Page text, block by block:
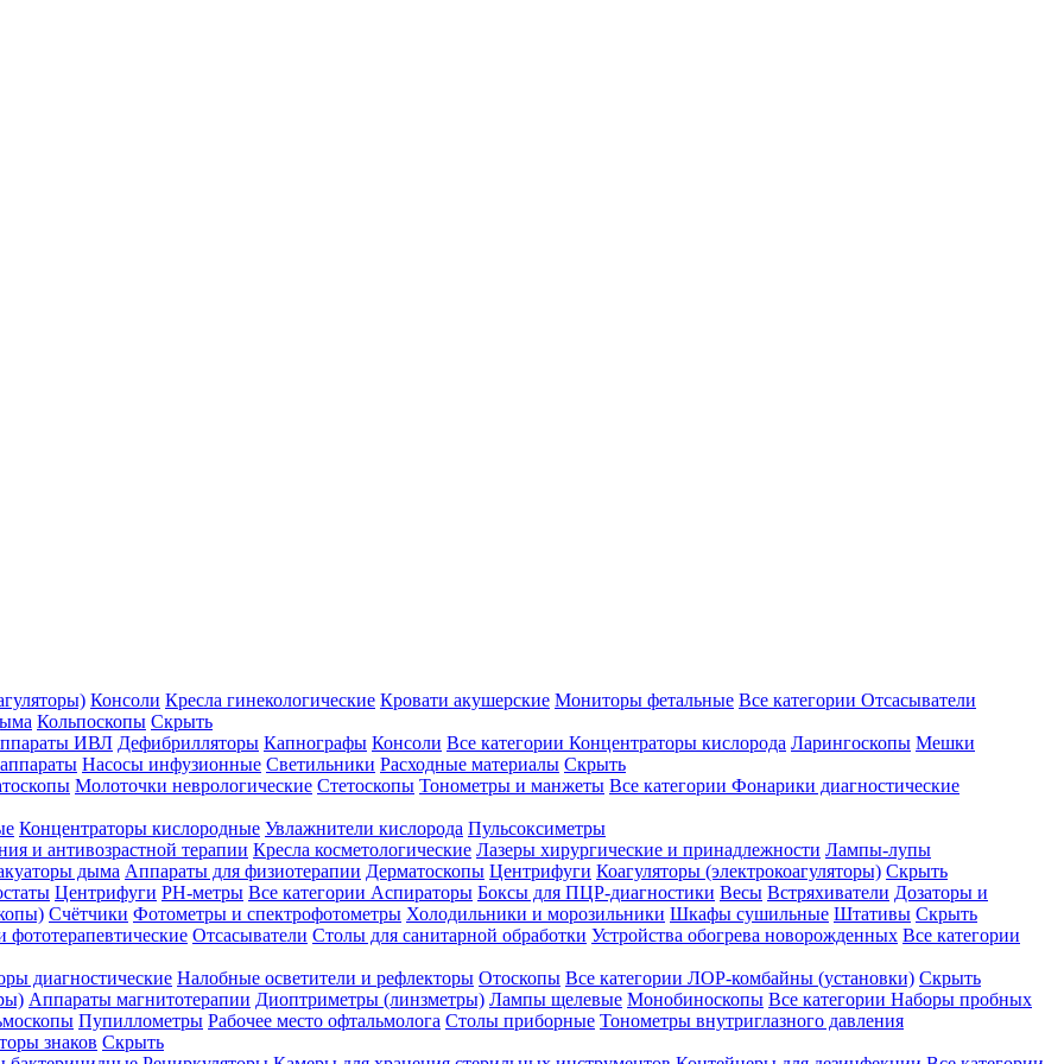
Консоли Кресла гинекологические Кровати акушерские Мониторы фетальные Все категории Отсасыватели
Кольпоскопы Скрыть
ИВЛ Дефибрилляторы Капнографы Консоли Все категории Концентраторы кислорода Ларингоскопы Мешки
Насосы инфузионные Светильники Расходные материалы Скрыть
Молоточки неврологические Стетоскопы Тонометры и манжеты Все категории Фонарики диагностические
Концентраторы кислородные Увлажнители кислорода Пульсоксиметры
и антивозрастной терапии Кресла косметологические Лазеры хирургические и принадлежности Лампы-лупы
дыма Аппараты для физиотерапии Дерматоскопы Центрифуги Коагуляторы (электрокоагуляторы) Скрыть
Центрифуги PH-метры Все категории Аспираторы Боксы для ПЦР-диагностики Весы Встряхиватели Дозаторы и
Счётчики Фотометры и спектрофотометры Холодильники и морозильники Шкафы сушильные Штативы Скрыть
фототерапевтические Отсасыватели Столы для санитарной обработки Устройства обогрева новорожденных Все категории
диагностические Налобные осветители и рефлекторы Отоскопы Все категории ЛОР-комбайны (установки) Скрыть
Аппараты магнитотерапии Диоптриметры (линзметры) Лампы щелевые Монобиноскопы Все категории Наборы пробных
Пупиллометры Рабочее место офтальмолога Столы приборные Тонометры внутриглазного давления
знаков Скрыть